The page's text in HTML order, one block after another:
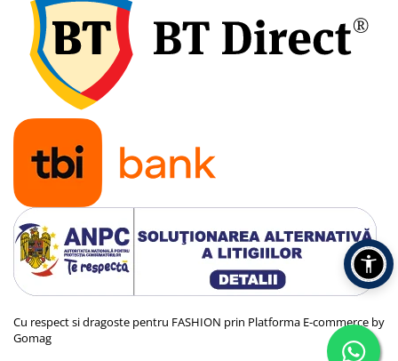
Cu respect si dragoste pentru FASHION prin Platforma E-commerce by
Gomag